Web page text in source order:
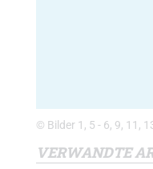
© Bilder 1, 5 - 6, 9, 11,
VERWANDTE